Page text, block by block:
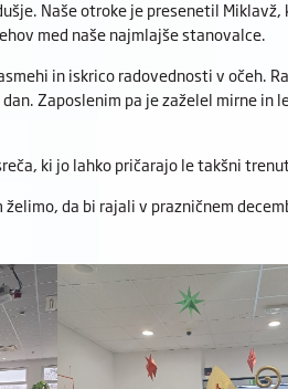
Naše otroke je presenetil Miklavž,
med naše najmlajše stanovalce.
in iskrico radovednosti v očeh.
Zaposlenim pa je zaželel mirne in
ki jo lahko pričarajo le takšni
da bi rajali v prazničnem